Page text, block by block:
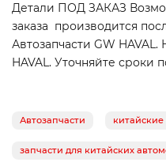
Детали ПОД ЗАКАЗ
заказа производится
Автозапчасти GW
HAVAL. Уточняйте сроки
Автозапчасти китайские
запчасти для китайских